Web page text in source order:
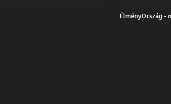
ÉlményOrszág -